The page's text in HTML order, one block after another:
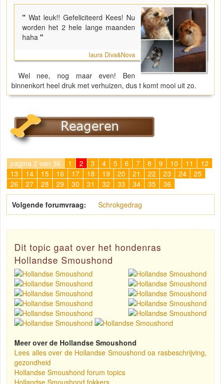
"Wat leuk!! Gefeliciteerd Kees! Nu
worden het 2 hele lange maanden
haha "
laura Diva&Nova
Wel nee, nog maar even! Ben
binnenkort heel druk met verhuizen, dus t komt mooi uit zo.
pagina 2 van 36 1 2 3 4 5 6 7 8 9 10 11
12
13
14 15 16 17 18 19 20 21 22 23 24
25
26
27 28 29 30 31 32 33 34 35 36
Volgende forumvraag: Schrokgedrag
Dit topic gaat over het hondenras
Hollandse Smoushond
Meer over de Hollandse Smoushond
Lees alles over de Hollandse Smoushond oa rasbeschrijving,
gezondheid
Hollandse Smoushond forum topics
Hollandse Smoushond fokkers